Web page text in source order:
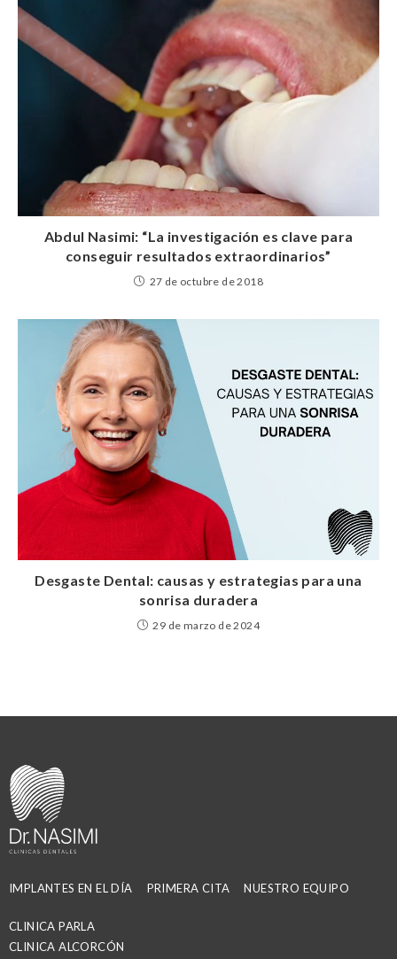
Abdul Nasimi: “La investigación es clave para
conseguir resultados extraordinarios”
27 de octubre de 2018
Desgaste Dental: causas y estrategias para una
sonrisa duradera
29 de marzo de 2024
IMPLANTES EN EL DÍA PRIMERA CITA NUESTRO EQUIPO
CLINICA PARLA
CLINICA ALCORCÓN